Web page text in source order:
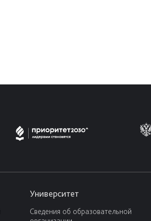
Университет
Сведения об образовательной